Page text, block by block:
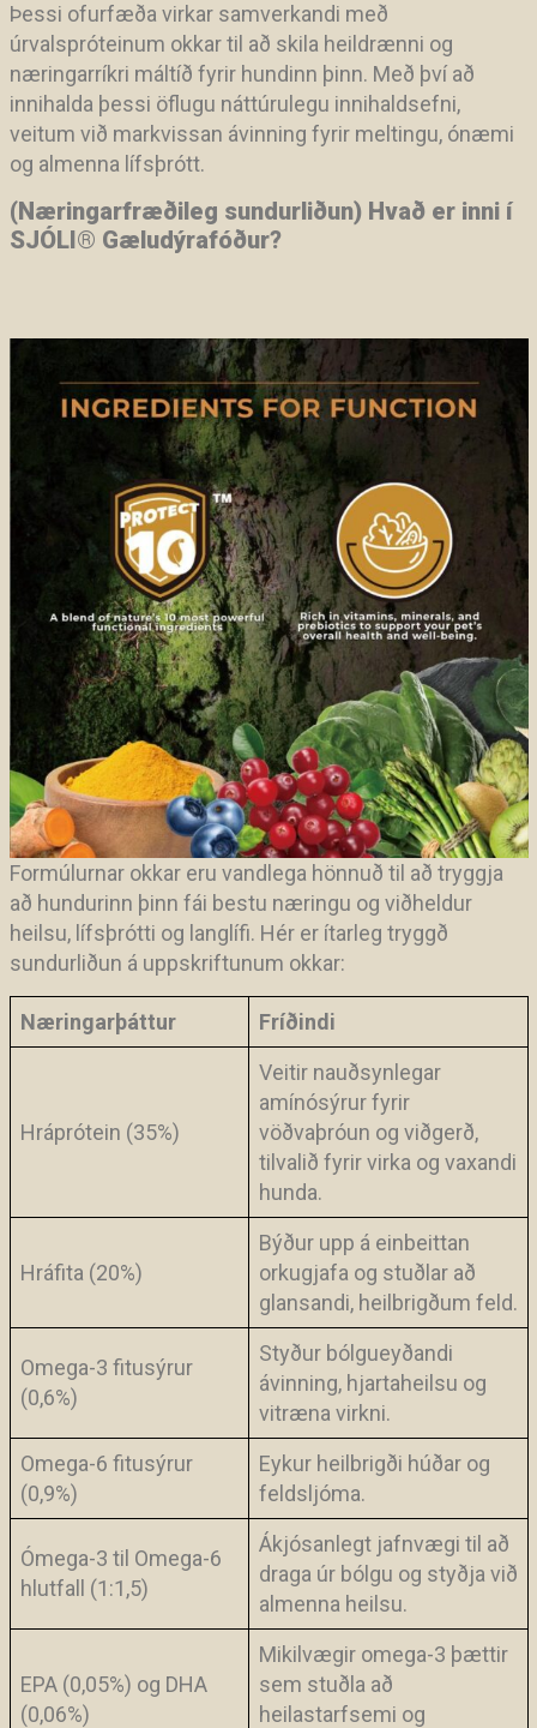
Þessi ofurfæða virkar samverkandi með
úrvalspróteinum okkar til að skila heildrænni og
næringarríkri máltíð fyrir hundinn þinn. Með því að
innihalda þessi öflugu náttúrulegu innihaldsefni,
veitum við markvissan ávinning fyrir meltingu, ónæmi
og almenna lífsþrótt.
(Næringarfræðileg sundurliðun) Hvað er inni í
SJÓLI® Gæludýrafóður?
Formúlurnar okkar eru vandlega hönnuð til að tryggja
að hundurinn þinn fái bestu næringu og viðheldur
heilsu, lífsþrótti og langlífi. Hér er ítarleg tryggð
sundurliðun á uppskriftunum okkar:
Næringarþáttur Fríðindi
Hráprótein (35%)
Veitir nauðsynlegar
amínósýrur fyrir
vöðvaþróun og viðgerð,
tilvalið fyrir virka og vaxandi
hunda.
Hráfita (20%)
Býður upp á einbeittan
orkugjafa og stuðlar að
glansandi, heilbrigðum feld.
Omega-3 fitusýrur
(0,6%)
Styður bólgueyðandi
ávinning, hjartaheilsu og
vitræna virkni.
Omega-6 fitusýrur
(0,9%)
Eykur heilbrigði húðar og
feldsljóma.
Ómega-3 til Omega-6
hlutfall (1:1,5)
Ákjósanlegt jafnvægi til að
draga úr bólgu og styðja við
almenna heilsu.
EPA (0,05%) og DHA
(0,06%)
Mikilvægir omega-3 þættir
sem stuðla að
heilastarfsemi og